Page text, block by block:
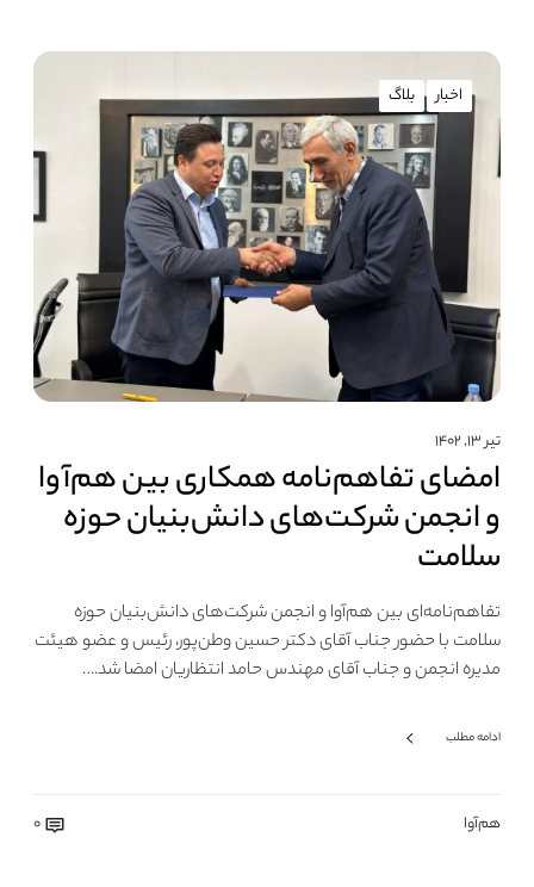
اخبار بلاگ
تیر ۱۳, ۱۴۰۲
امضای تفاهم‌نامه همکاری بین هم‌آوا
و انجمن شرکت‌های دانش‌بنیان حوزه
سلامت
تفاهم‌نامه‌ای بین هم‌آوا و انجمن شرکت‌های دانش‌بنیان حوزه
سلامت با حضور جناب آقای دکتر حسین وطن‌پور، رئیس و عضو هیئت
مدیره انجمن و جناب آقای مهندس حامد انتظاریان امضا شد.…
ادامه مطلب
هم‌آوا 0